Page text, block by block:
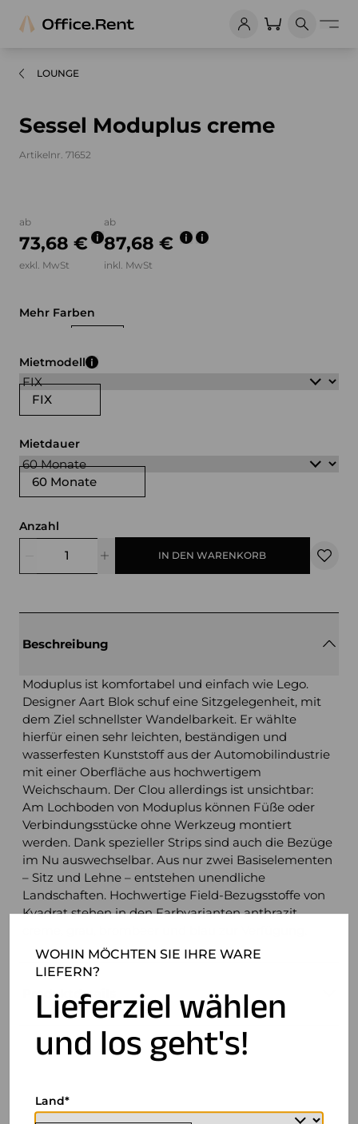
WOHIN MÖCHTEN SIE IHRE WARE
LIEFERN?
Lieferziel wählen
und los geht's!
Land
LOUNGE
Sessel Moduplus creme
Artikelnr. 71652
ab
73,68 €
exkl. MwSt
ab
87,68 €
inkl. MwSt
Mehr Farben
FIX
Mietmodell
60 Monate
Mietdauer
Anzahl
IN DEN WARENKORB
Beschreibung
Moduplus ist komfortabel und einfach wie Lego.
Designer Aart Blok schuf eine Sitzgelegenheit, mit
dem Ziel schnellster Wandelbarkeit. Er wählte
hierfür einen sehr leichten, beständigen und
wasserfesten Kunststoff aus der Automobilindustrie
mit einer Oberfläche aus hochwertigem
Weichschaum. Der Clou allerdings ist unsichtbar:
Am Lochboden von Moduplus können Füße oder
Verbindungsstücke ohne Werkzeug montiert
werden. Dank spezieller Strips sind auch die Bezüge
im Nu auswechselbar. Aus nur zwei Basiselementen
– Sitz und Lehne – entstehen unendliche
Landschaften. Hochwertige Field-Bezugsstoffe von
Kvadrat stehen in den Farbvarianten anthrazit,
Produktdetails